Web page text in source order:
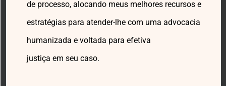
de processo, alocando meus melhores recursos e
estratégias para atender-lhe com uma advocacia
humanizada e voltada para efetiva
justiça em seu caso.